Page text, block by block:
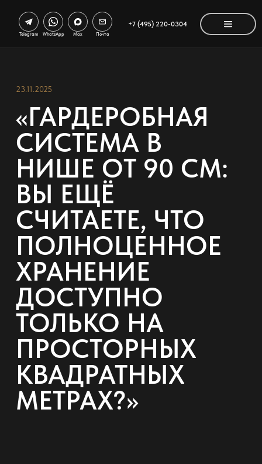
+7 (495) 220-0304
Telegram WhatsApp Max Почта
23.11.2025
«ГАРДЕРОБНАЯ
СИСТЕМА В
НИШЕ ОТ 90 СМ:
ВЫ ЕЩЁ
СЧИТАЕТЕ, ЧТО
ПОЛНОЦЕННОЕ
ХРАНЕНИЕ
ДОСТУПНО
ТОЛЬКО НА
ПРОСТОРНЫХ
КВАДРАТНЫХ
МЕТРАХ?»